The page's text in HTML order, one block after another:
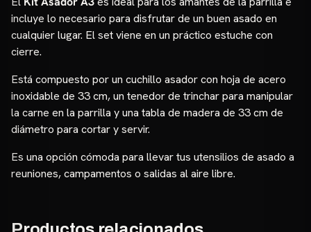
incluye lo necesario para disfrutar de un buen asado en
cualquier lugar. El set viene en un práctico estuche con
cierre.
Está compuesto por un cuchillo asador con hoja de acero
inoxidable de 33 cm, un tenedor de trinchar para manipular
la carne en la parrilla y una tabla de madera de 33 cm de
diámetro para cortar y servir.
Es una opción cómoda para llevar tus utensilios de asado a
reuniones, campamentos o salidas al aire libre.